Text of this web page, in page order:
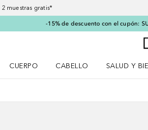
muestras gratis*
-15% de descuento con el cupón:
CUERPO
CABELLO
SALUD Y